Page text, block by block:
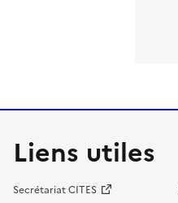
Liens utiles
Secrétariat CITES